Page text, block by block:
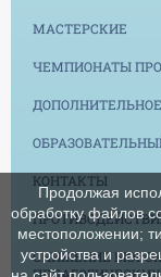
МАСТЕРСКИЕ
ЧЕМПИОНАТЫ
КОНТАКТЫ
СНИЖЕНИЕ
Продолжая
обработку файлов
местоположении;
устройства и